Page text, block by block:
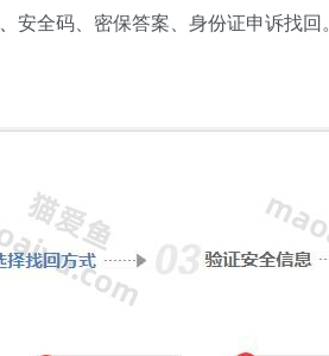
、 安全码、密保答案、身份证申诉找回。